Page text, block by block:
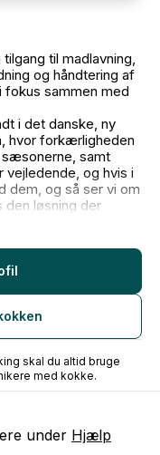
til madlavning,
og håndtering af
sammen med
i det danske, ny
hvor forkærligheden
samt
vejledende, og hvis i
dem, og så ser vi om
løsning der
fordi i tog jer tid til
har kunnet bidrage
skal du altid bruge
med kokke.
under Hjælp